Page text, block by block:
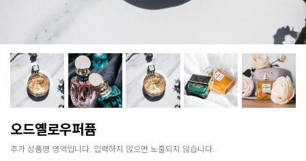
오드옐로우퍼퓸
추가 상품명 영역입니다. 입력하지 않으면 노출되지 않습니다.